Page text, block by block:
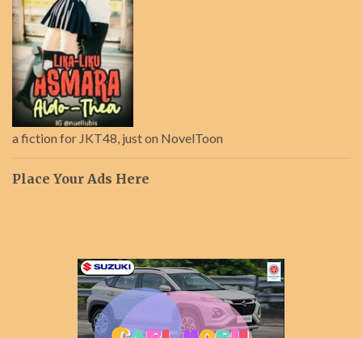
a fiction for JKT48, just on NovelToon
Place Your Ads Here